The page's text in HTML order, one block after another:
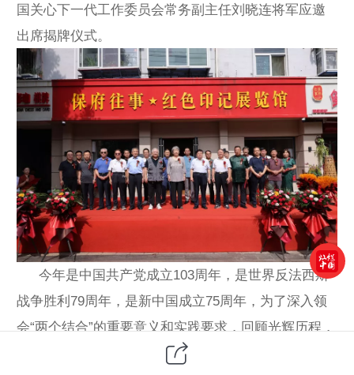
国关心下一代工作委员会常务副主任刘晓连将军应邀
出席揭牌仪式。
今年是中国共产党成立103周年，是世界反法西斯
战争胜利79周年，是新中国成立75周年，为了深入领
会“两个结合”的重要意义和实践要求，回顾光辉历程，
展望美好前景，不忘初心、牢记使命，让广大群众特